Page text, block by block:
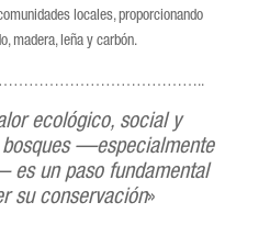
locales, proporcionando
madera, leña y carbón.
ecológico, social y
—especialmente
es un paso fundamental
su conservación»